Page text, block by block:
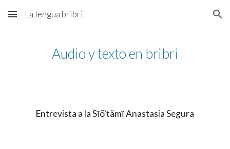
Skip to main content Skip to navigation
La lengua bribri
Audio y texto en bribri
Entrevista a la Sĩõ'tãmĩ Anastasia Segura